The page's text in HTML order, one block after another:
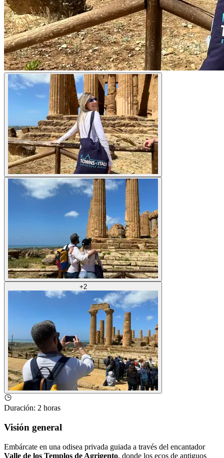
+2
Duración: 2 horas
Visión general
Embárcate en una odisea privada guiada a través del encantador
Valle de los Templos de Agrigento, donde los ecos de antiguos